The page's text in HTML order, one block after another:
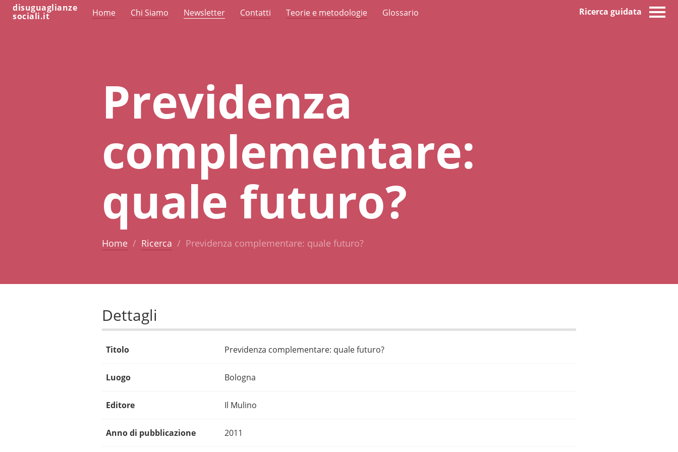
disuguaglianze
sociali.it Home Chi Siamo Newsletter Contatti Teorie e metodologie Glossario Ricerca guidata
Previdenza
complementare:
quale futuro?
Home Ricerca Previdenza complementare: quale futuro?
Dettagli
Titolo Previdenza complementare: quale futuro?
Luogo Bologna
Editore Il Mulino
Anno di pubblicazione 2011